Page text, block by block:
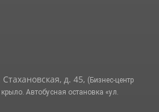
д. 45, (Бизнес-центр
Автобусная остановка «ул.